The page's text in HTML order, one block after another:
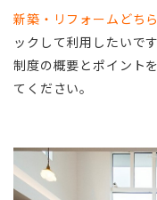
新築・リフォームどち
ックして利用したいです
制度の概要とポイント
てください。